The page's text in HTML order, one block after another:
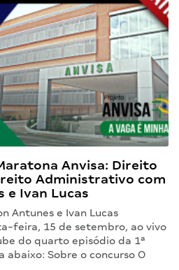
Anvisa: Direito
Administrativo com
e Ivan Lucas
Antunes e Ivan Lucas
feira, 15 de setembro, ao vivo
do quarto episódio da 1ª
abaixo: Sobre o concurso O